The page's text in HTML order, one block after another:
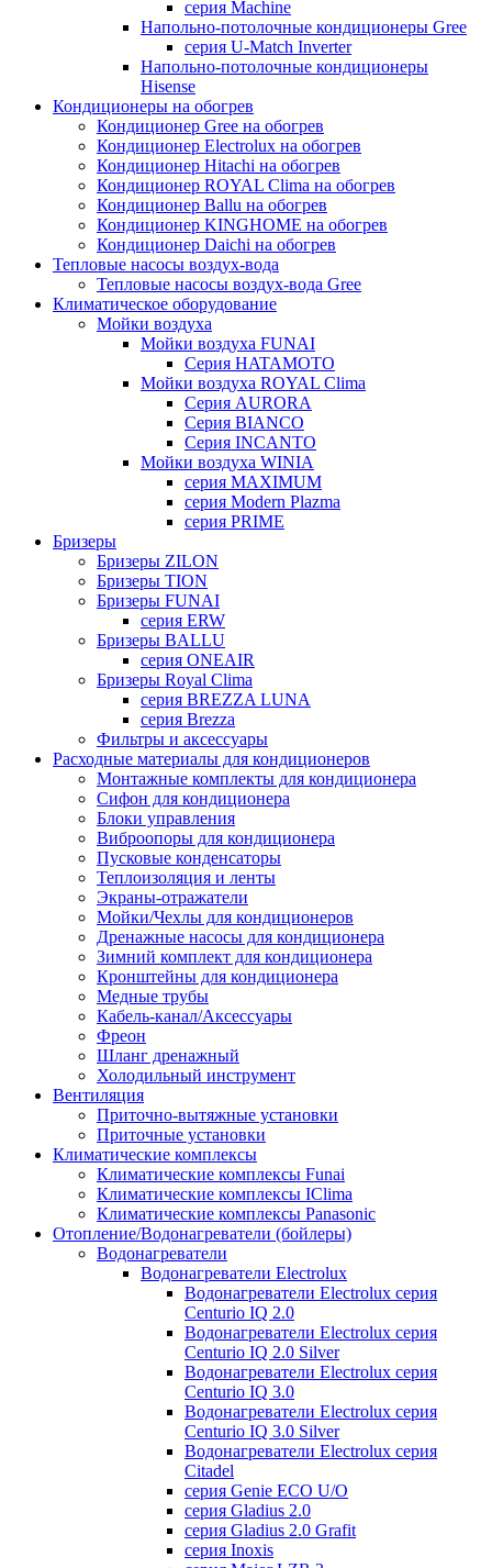
серия Machine
Напольно-потолочные кондиционеры Gree
серия U-Match Inverter
Напольно-потолочные кондиционеры
Hisense
Кондиционеры на обогрев
Кондиционер Gree на обогрев
Кондиционер Electrolux на обогрев
Кондиционер Hitachi на обогрев
Кондиционер ROYAL Clima на обогрев
Кондиционер Ballu на обогрев
Кондиционер KINGHOME на обогрев
Кондиционер Daichi на обогрев
Тепловые насосы воздух-вода
Тепловые насосы воздух-вода Gree
Климатическое оборудование
Мойки воздуха
Мойки воздуха FUNAI
Серия HATAMOTO
Мойки воздуха ROYAL Clima
Серия AURORA
Серия BIANCO
Серия INCANTO
Мойки воздуха WINIA
серия MAXIMUM
серия Modern Plazma
серия PRIME
Бризеры
Бризеры ZILON
Бризеры TION
Бризеры FUNAI
серия ERW
Бризеры BALLU
серия ONEAIR
Бризеры Royal Clima
серия BREZZA LUNA
серия Brezza
Фильтры и аксессуары
Расходные материалы для кондиционеров
Монтажные комплекты для кондиционера
Сифон для кондиционера
Блоки управления
Виброопоры для кондиционера
Пусковые конденсаторы
Теплоизоляция и ленты
Экраны-отражатели
Мойки/Чехлы для кондиционеров
Дренажные насосы для кондиционера
Зимний комплект для кондиционера
Кронштейны для кондиционера
Медные трубы
Кабель-канал/Аксессуары
Фреон
Шланг дренажный
Холодильный инструмент
Вентиляция
Приточно-вытяжные установки
Приточные установки
Климатические комплексы
Климатические комплексы Funai
Климатические комплексы IClima
Климатические комплексы Panasonic
Отопление/Водонагреватели (бойлеры)
Водонагреватели
Водонагреватели Electrolux
Водонагреватели Electrolux серия
Centurio IQ 2.0
Водонагреватели Electrolux серия
Centurio IQ 2.0 Silver
Водонагреватели Electrolux серия
Centurio IQ 3.0
Водонагреватели Electrolux серия
Centurio IQ 3.0 Silver
Водонагреватели Electrolux серия
Citadel
серия Genie ECO U/О
серия Gladius 2.0
серия Gladius 2.0 Grafit
серия Inoxis